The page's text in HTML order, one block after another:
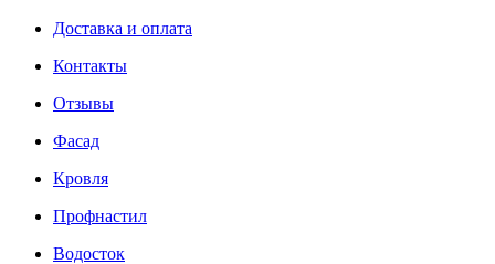
Доставка и оплата
Контакты
Отзывы
Фасад
Кровля
Профнастил
Водосток